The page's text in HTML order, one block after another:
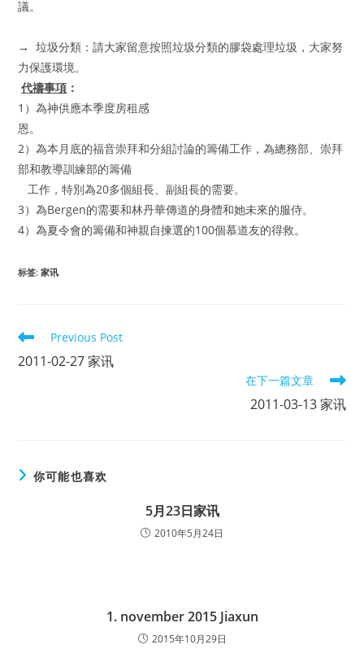
議。
→ 垃圾分類：請大家留意按照垃圾分類的膠袋處理垃圾，大家努
力保護環境。
代禱事項 ：
1）為神供應本季度房租感
恩。
2）為本月底的福音崇拜和分組討論的籌備工作，為總務部、崇拜
部和教導訓練部的籌備
工作，特別為20多個組長、副組長的需要。
3）為Bergen的需要和林丹華傳道的身體和她未來的服侍。
4）為夏令會的籌備和神親自揀選的100個慕道友的得救。
标签:家讯
Read
articles
Previous Post
2011-02-27 家讯
在下一篇文章
2011-03-13 家讯
你可能也喜欢
5月23日家讯
2010年5月24日
1. november 2015 Jiaxun
2015年10月29日